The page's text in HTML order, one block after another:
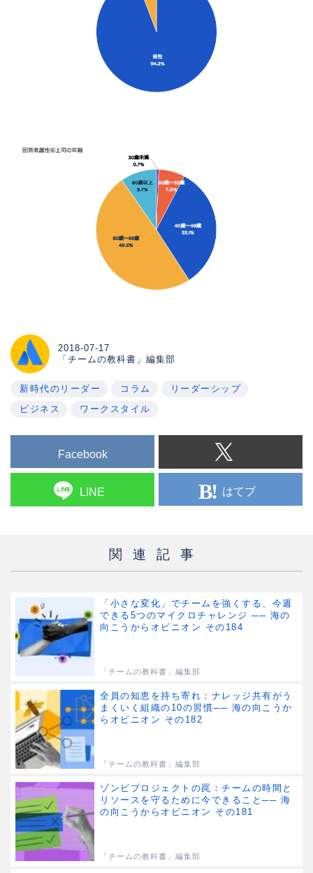
2018-07-17
「チームの教科書」編集部
新時代のリーダー コラム
リーダーシップ
ビジネス
ワークスタイル
Facebook
LINE はてブ
関連記事
「小さな変化」でチームを強くする、今週
できる5つのマイクロチャレンジ ── 海の
向こうからオピニオン その184
「チームの教科書」編集部
全員の知恵を持ち寄れ：ナレッジ共有がう
まくいく組織の10の習慣── 海の向こうか
らオピニオン その182
「チームの教科書」編集部
ゾンビプロジェクトの罠：チームの時間と
リソースを守るために今できること── 海
の向こうからオピニオン その181
「チームの教科書」編集部